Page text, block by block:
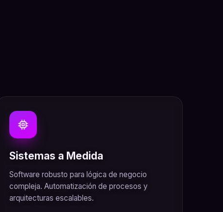
Sistemas a Medida
Software robusto para lógica de negocio
compleja. Automatización de procesos y
arquitecturas escalables.